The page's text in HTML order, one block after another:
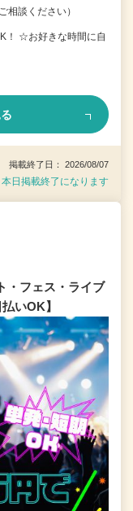
相談ください）
！ ☆お好きな時間に自
掲載終了日： 2026/08/07
本日掲載終了になります
・フェス・ライブ
いOK】